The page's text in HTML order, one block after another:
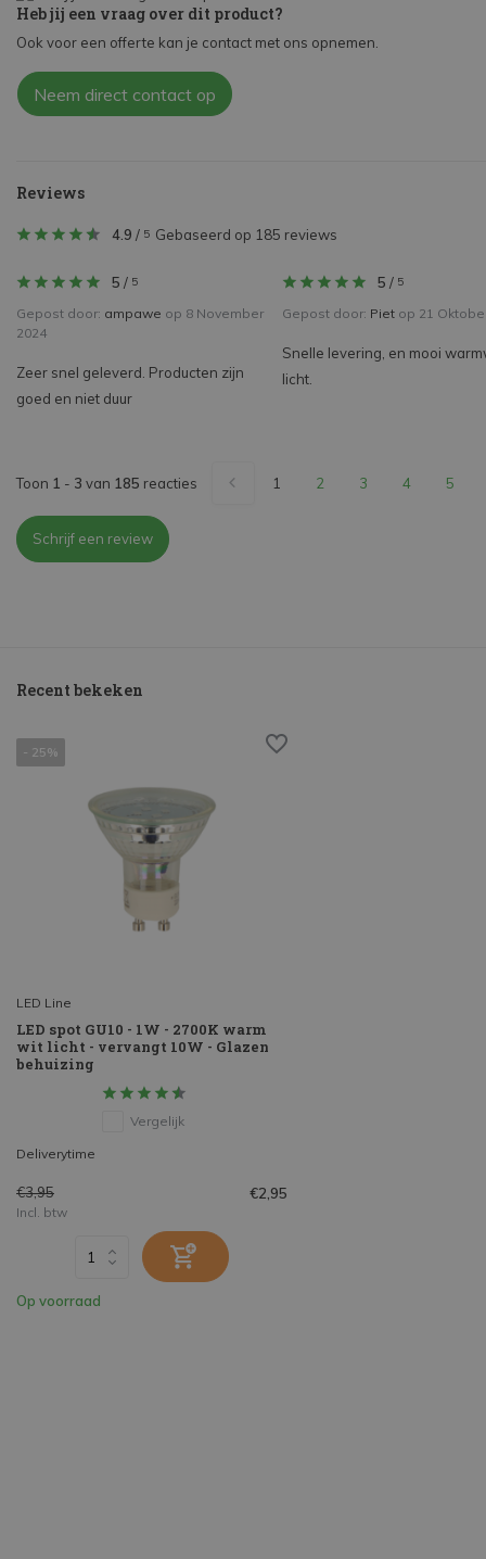
Heb jij een vraag over dit product?
Ook voor een offerte kan je contact met ons opnemen.
Neem direct contact op
Reviews
4.9 / 5 Gebaseerd op 185 reviews
5 / 5
Gepost door: ampawe op 8 November
2024
Zeer snel geleverd. Producten zijn
goed en niet duur
5 / 5
Gepost door: Piet op 21
Snelle levering, en mooi
licht.
Toon 1 - 3 van 185 reacties 1 2 3 4 5
Schrijf een review
Recent bekeken
- 25%
LED Line
LED spot GU10 - 1W - 2700K warm
wit licht - vervangt 10W - Glazen
behuizing
Vergelijk
Deliverytime
€3,95 €2,95
Incl. btw
Op voorraad